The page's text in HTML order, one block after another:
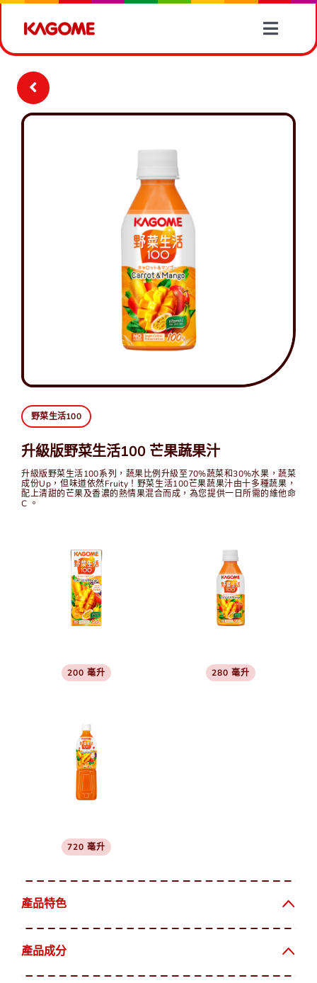
content
Toggle
有營食譜
野菜生活100
升級版野菜生活100 芒果蔬果汁
升級版野菜生活100系列，蔬果比例升級至70%蔬菜和30%水果，蔬菜
成份Up，但味道依然Fruity！野菜生活100芒果蔬果汁由十多種蔬果，
配上清甜的芒果及香濃的熱情果混合而成，為您提供一日所需的維他命
C 。
200 毫升 280 毫升
720 毫升
產品特色
產品成分